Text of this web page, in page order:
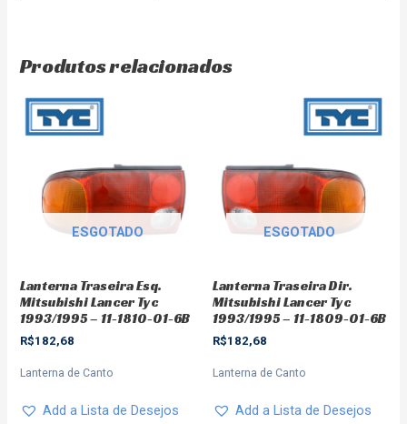
Produtos relacionados
ESGOTADO
Lanterna Traseira Esq.
Mitsubishi Lancer Tyc
1993/1995 – 11-1810-01-6B
R$182,68
Lanterna de Canto
Add a Lista de Desejos
ESGOTADO
Lanterna Traseira Dir.
Mitsubishi Lancer Tyc
1993/1995 – 11-1809-01-6B
R$182,68
Lanterna de Canto
Add a Lista de Desejos